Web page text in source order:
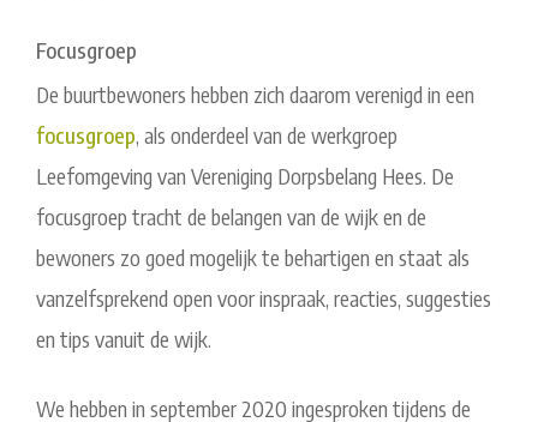
Focusgroep
De buurtbewoners hebben zich daarom verenigd in een
focusgroep , als onderdeel van de werkgroep
Leefomgeving van Vereniging Dorpsbelang Hees. De
focusgroep tracht de belangen van de wijk en de
bewoners zo goed mogelijk te behartigen en staat als
vanzelfsprekend open voor inspraak, reacties, suggesties
en tips vanuit de wijk.
We hebben in september 2020 ingesproken tijdens de